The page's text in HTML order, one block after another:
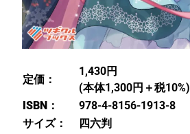
定価：
1,430円
(本体1,300円＋税10%)
ISBN：
978-4-8156-1913-8
サイズ：
四六判